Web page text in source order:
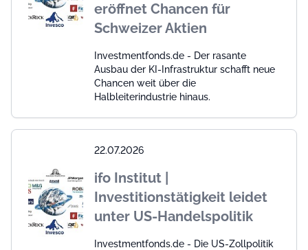
eröffnet Chancen für
Schweizer Aktien
Investmentfonds.de - Der rasante
Ausbau der KI-Infrastruktur schafft neue
Chancen weit über die
Halbleiterindustrie hinaus.
22.07.2026
ifo Institut |
Investitionstätigkeit leidet
unter US-Handelspolitik
Investmentfonds.de - Die US-Zollpolitik